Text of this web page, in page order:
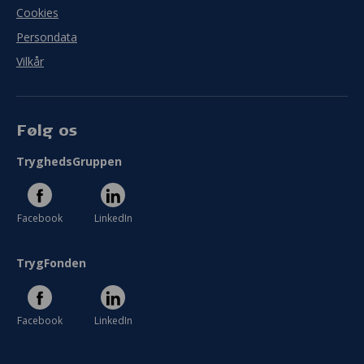
Cookies
Persondata
Vilkår
Følg os
TryghedsGruppen
Facebook LinkedIn
TrygFonden
Facebook LinkedIn